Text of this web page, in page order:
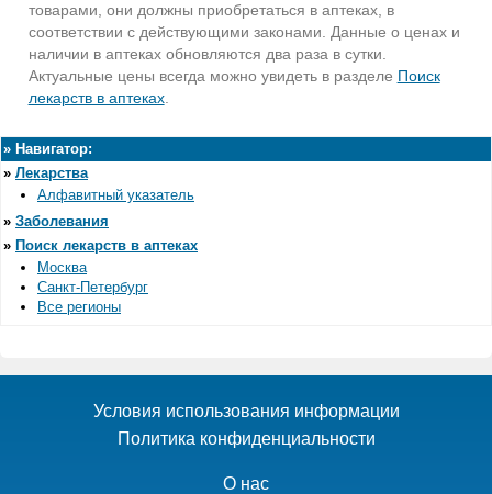
товарами, они должны приобретаться в аптеках, в
соответствии с действующими законами. Данные о ценах и
наличии в аптеках обновляются два раза в сутки.
Актуальные цены всегда можно увидеть в разделе Поиск
лекарств в аптеках.
» Навигатор:
» Лекарства
Алфавитный указатель
» Заболевания
» Поиск лекарств в аптеках
Москва
Санкт-Петербург
Все регионы
Условия использования информации
Политика конфиденциальности
О нас